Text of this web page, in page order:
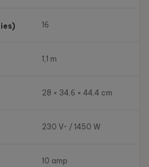
16
1,1 m
28 × 34,6 × 44,4 cm
230 V~ / 1450 W
10 amp